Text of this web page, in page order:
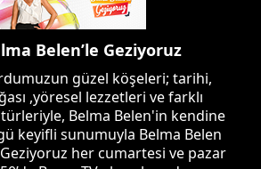
Belen’le Geziyoruz
güzel köşeleri; tarihi,
,yöresel lezzetleri ve farklı
Belma Belen'in kendine
keyifli sunumuyla Belma Belen
her cumartesi ve pazar